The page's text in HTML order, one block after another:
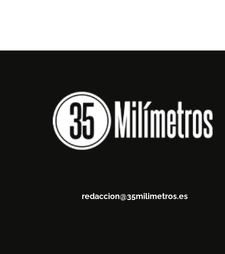
redaccion@35milimetros.es